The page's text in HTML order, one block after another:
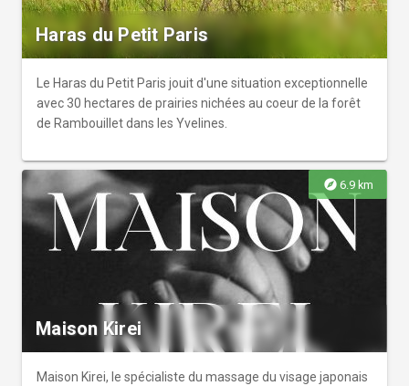
Haras du Petit Paris
Le Haras du Petit Paris jouit d'une situation exceptionnelle
avec 30 hectares de prairies nichées au coeur de la forêt
de Rambouillet dans les Yvelines.
explore 6.9 km
Maison Kirei
Maison Kirei, le spécialiste du massage du visage japonais